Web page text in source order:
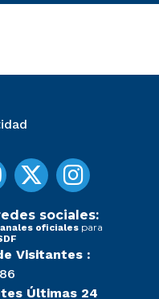
sociales:
oficiales para
Visitantes :
Últimas 24